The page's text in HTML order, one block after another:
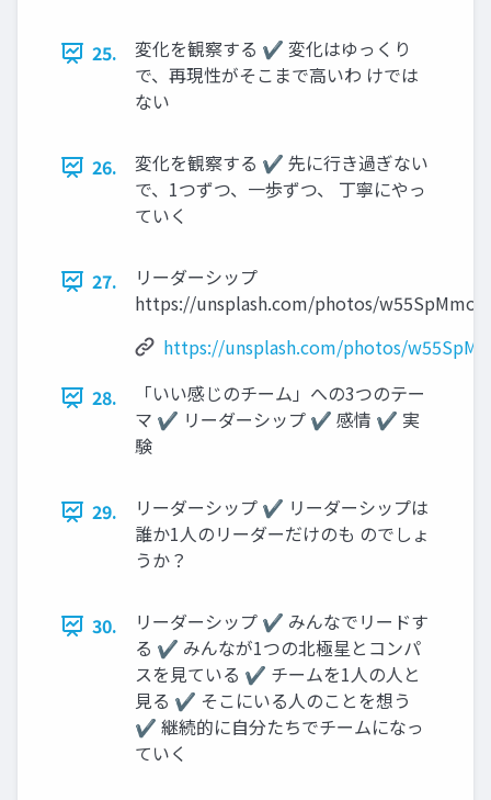
25.
変化を観察する ✔ 変化はゆっくり
で、再現性がそこまで高いわ けでは
ない
26.
変化を観察する ✔ 先に行き過ぎない
で、1つずつ、一歩ずつ、 丁寧にやっ
ていく
27.
リーダーシップ
https://unsplash.com/photos/
https://unsplash.com/photos/
28.
「いい感じのチーム」への3つのテー
マ ✔ リーダーシップ ✔ 感情 ✔ 実
験
29.
リーダーシップ ✔ リーダーシップは
誰か1人のリーダーだけのも のでしょ
うか？
30.
リーダーシップ ✔ みんなでリードす
る ✔ みんなが1つの北極星とコンパ
スを見ている ✔ チームを1人の人と
見る ✔ そこにいる人のことを想う
✔ 継続的に自分たちでチームになっ
ていく